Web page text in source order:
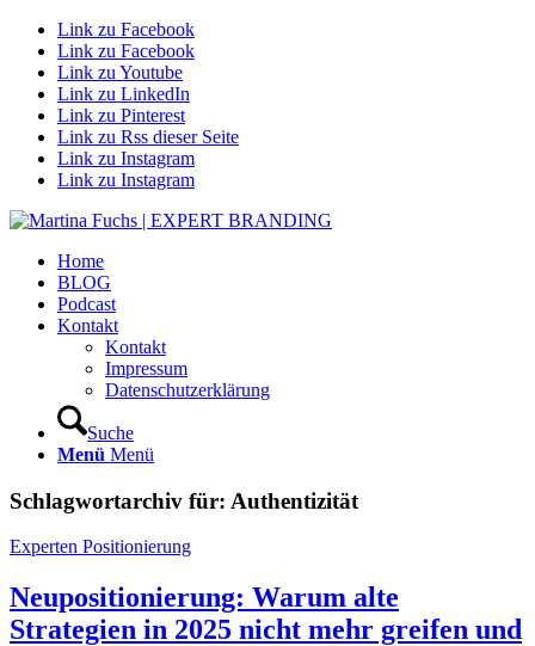
Link zu Facebook
Link zu Facebook
Link zu Youtube
Link zu LinkedIn
Link zu Pinterest
Link zu Rss dieser Seite
Link zu Instagram
Link zu Instagram
Home
BLOG
Podcast
Kontakt
Kontakt
Impressum
Datenschutzerklärung
Suche
Menü Menü
Schlagwortarchiv für: Authentizität
Experten Positionierung
Neupositionierung: Warum alte
Strategien in 2025 nicht mehr greifen und